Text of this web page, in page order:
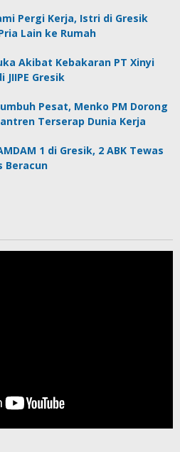
Pergi Kerja, Istri di Gresik
Lain ke Rumah
Akibat Kebakaran PT Xinyi
JIIPE Gresik
Pesat, Menko PM Dorong
Terserap Dunia Kerja
1 di Gresik, 2 ABK Tewas
Beracun